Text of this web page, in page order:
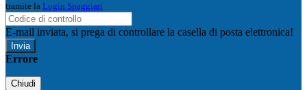
tramite la Login Spaggiari
E-mail inviata, si prega di controllare la casella di posta elettronica!
Errore
Chiudi